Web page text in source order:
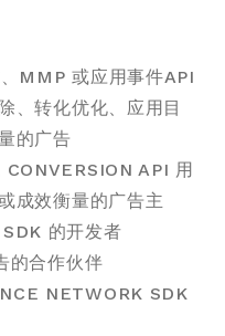
MMP 或应用事件API
、转化优化、应用目
的广告
API 用
成效衡量的广告主
的开发者
的合作伙伴
NETWORK SDK